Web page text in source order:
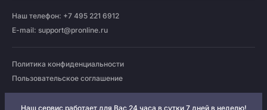
Наш телефон: +7 495 221 6912
E-mail: support@pronline.ru
Политика конфиденциальности
Пользовательское соглашение
Наш сервис работает для Вас 24 часа в сутки 7 дней в неделю!